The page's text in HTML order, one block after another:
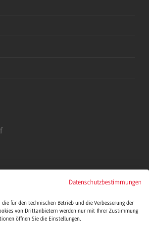
Datenschutzbestimmungen
die für den technischen Betrieb und die Verbesserung der
von Drittanbietern werden nur mit Ihrer Zustimmung
öffnen Sie die Einstellungen.